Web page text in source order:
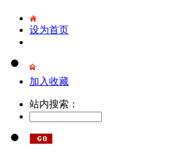
设为首页
加入收藏
站内搜索：